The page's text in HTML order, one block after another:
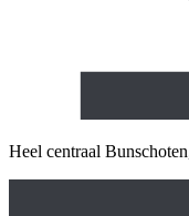
Heel centraal